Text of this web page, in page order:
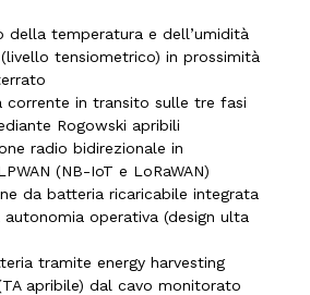
della temperatura e dell’umidità
tensiometrico) in prossimità
corrente in transito sulle tre fasi
Rogowski apribili
radio bidirezionale in
(NB-IoT e LoRaWAN)
da batteria ricaricabile integrata
operativa (design ulta
tramite energy harvesting
apribile) dal cavo monitorato